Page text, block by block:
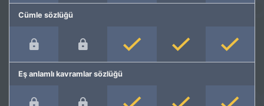
Cümle sözlüğü
Eş anlamlı kavramlar sözlüğü